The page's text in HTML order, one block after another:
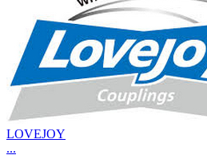
LOVEJOY
...